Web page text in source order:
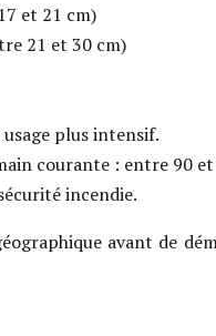
et 21 cm)
21 et 30 cm)
plus intensif.
courante : entre 90
incendie.
avant de